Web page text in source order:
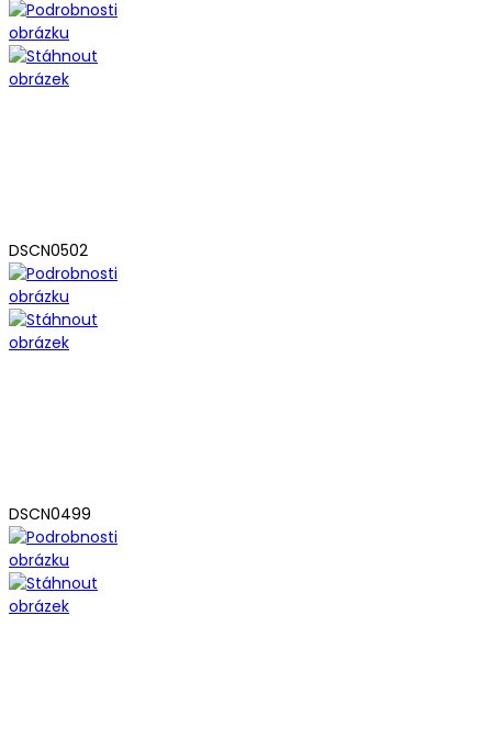
DSCN0502
DSCN0499